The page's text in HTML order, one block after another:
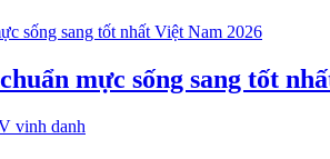
mực sống sang tốt